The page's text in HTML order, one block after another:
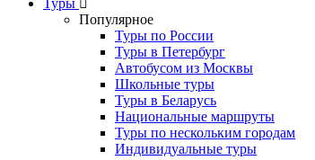
Туры
Популярное
Туры по России
Туры в Петербург
Автобусом из Москвы
Школьные туры
Туры в Беларусь
Национальные маршруты
Туры по нескольким городам
Индивидуальные туры